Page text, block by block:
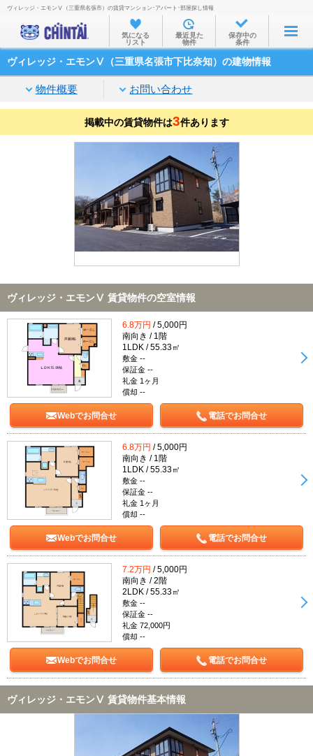
お部屋を探す
沿線・駅から
家賃相場から
通勤通学時間から
不動産会社から
TOP
ヴィレッジ・エモンⅤ（三重県名張市）の賃貸マンション･アパート･部屋探し情報
気になる
リスト
最近見た
物件
保存中の
条件
ヴィレッジ・エモンⅤ（三重県名張市下比奈知）の建物情報
物件概要 お問い合わせ
掲載中の賃貸物件は3件あります
ヴィレッジ・エモンⅤ 賃貸物件の空室情報
6.8万円 / 5,000円
南向き / 1階
1LDK / 55.33㎡
敷金 --
保証金 --
礼金 1ヶ月
償却 --
Webでお問合せ 電話でお問合せ
6.8万円 / 5,000円
南向き / 1階
1LDK / 55.33㎡
敷金 --
保証金 --
礼金 1ヶ月
償却 --
Webでお問合せ 電話でお問合せ
7.2万円 / 5,000円
南向き / 2階
2LDK / 55.33㎡
敷金 --
保証金 --
礼金 72,000円
償却 --
Webでお問合せ 電話でお問合せ
ヴィレッジ・エモンⅤ 賃貸物件基本情報